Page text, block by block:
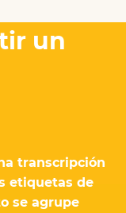
un
transcripción
etiquetas de
se agrupe